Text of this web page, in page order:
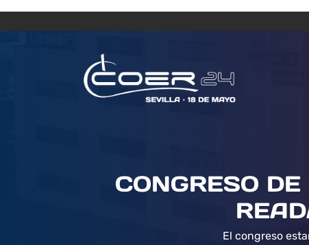
CONGRESO
El congreso